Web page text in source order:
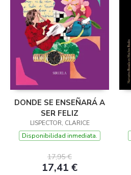
DONDE SE ENSEÑARÁ A
SER FELIZ
LISPECTOR, CLARICE
Disponibilidad inmediata.
17,95 €
17,41 €